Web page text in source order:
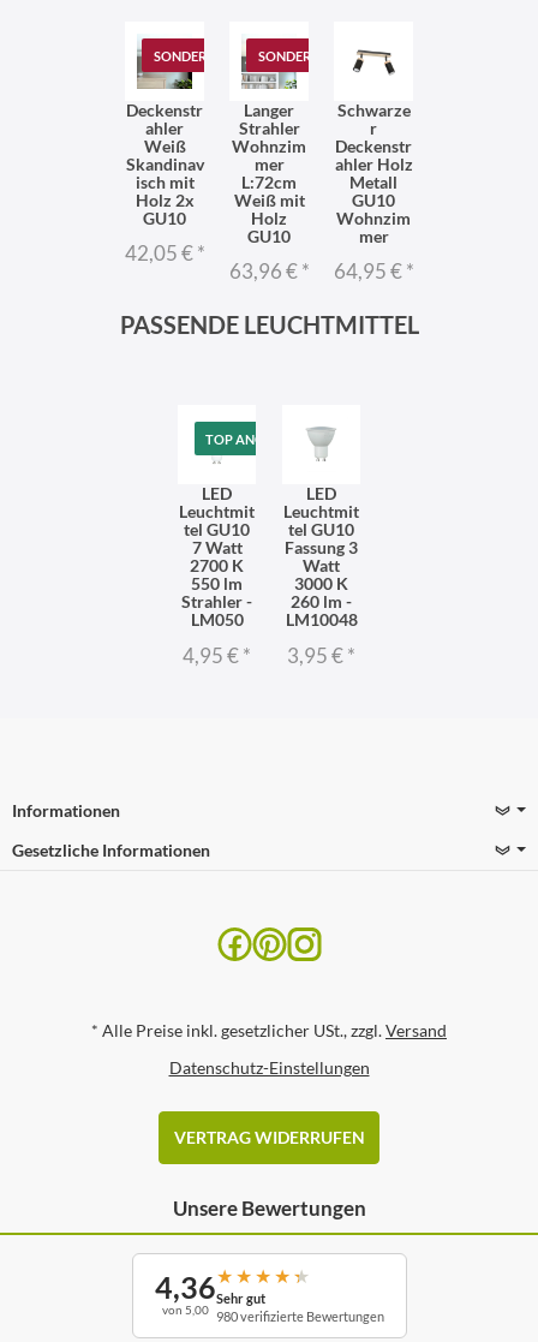
SONDERANGEBOT
Deckenstr
ahler
Weiß
Skandinav
isch mit
Holz 2x
GU10
42,05 €*
SONDERANGEBOT
Langer
Strahler
Wohnzim
mer
L:72cm
Weiß mit
Holz
GU10
63,96 €*
Schwarze
r
Deckenstr
ahler Holz
Metall
GU10
Wohnzim
mer
64,95 €*
PASSENDE LEUCHTMITTEL
TOP ANGEBOT
LED
Leuchtmit
tel GU10
7 Watt
2700 K
550 lm
Strahler -
LM050
4,95 €*
LED
Leuchtmit
tel GU10
Fassung 3
Watt
3000 K
260 lm -
LM10048
3,95 €*
Informationen
Gesetzliche Informationen
* Alle Preise inkl. gesetzlicher USt., zzgl.Versand
Datenschutz-Einstellungen
VERTRAG WIDERRUFEN
Unsere Bewertungen
4,36
von 5,00
★ ★ ★ ★ ★
Sehr gut
980 verifizierte Bewertungen